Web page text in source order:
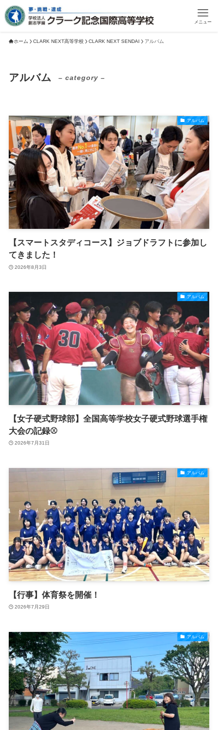
メニュー
ホーム CLARK NEXT高等学校 CLARK NEXT SENDAI アルバム
アルバム – category –
アルバム
【スマートスタディコース】ジョブドラフトに参加し
てきました！
2026年8月3日
アルバム
【女子硬式野球部】全国高等学校女子硬式野球選手権
大会の記録⚾
2026年7月31日
アルバム
【行事】体育祭を開催！
2026年7月29日
アルバム